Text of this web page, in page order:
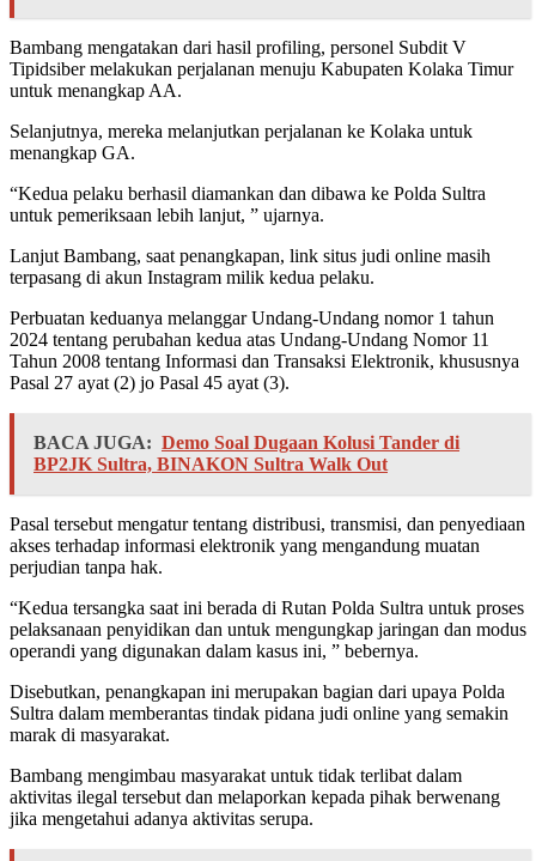
Bambang mengatakan dari hasil profiling, personel Subdit V
Tipidsiber melakukan perjalanan menuju Kabupaten Kolaka Timur
untuk menangkap AA.
Selanjutnya, mereka melanjutkan perjalanan ke Kolaka untuk
menangkap GA.
“Kedua pelaku berhasil diamankan dan dibawa ke Polda Sultra
untuk pemeriksaan lebih lanjut, ” ujarnya.
Lanjut Bambang, saat penangkapan, link situs judi online masih
terpasang di akun Instagram milik kedua pelaku.
Perbuatan keduanya melanggar Undang-Undang nomor 1 tahun
2024 tentang perubahan kedua atas Undang-Undang Nomor 11
Tahun 2008 tentang Informasi dan Transaksi Elektronik, khususnya
Pasal 27 ayat (2) jo Pasal 45 ayat (3).
BACA JUGA: Demo Soal Dugaan Kolusi Tander di
BP2JK Sultra, BINAKON Sultra Walk Out
Pasal tersebut mengatur tentang distribusi, transmisi, dan penyediaan
akses terhadap informasi elektronik yang mengandung muatan
perjudian tanpa hak.
“Kedua tersangka saat ini berada di Rutan Polda Sultra untuk proses
pelaksanaan penyidikan dan untuk mengungkap jaringan dan modus
operandi yang digunakan dalam kasus ini, ” bebernya.
Disebutkan, penangkapan ini merupakan bagian dari upaya Polda
Sultra dalam memberantas tindak pidana judi online yang semakin
marak di masyarakat.
Bambang mengimbau masyarakat untuk tidak terlibat dalam
aktivitas ilegal tersebut dan melaporkan kepada pihak berwenang
jika mengetahui adanya aktivitas serupa.